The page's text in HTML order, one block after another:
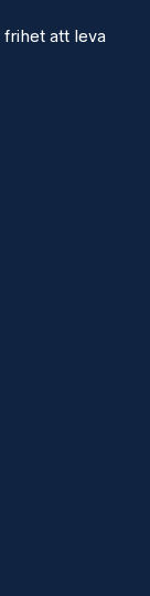
frihet att leva